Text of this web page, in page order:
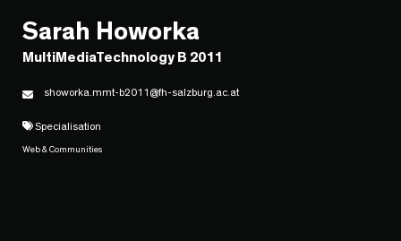
Sarah Howorka
MultiMediaTechnology B 2011
showorka.mmt-b2011@fh-salzburg.ac.at
Specialisation
Web & Communities